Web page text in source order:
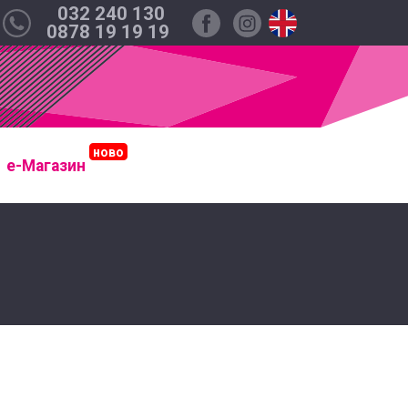
032 240 130
0878 19 19 19
е-Магазин